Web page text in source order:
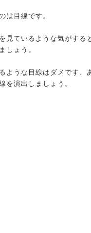
は目線です。
見ているような気がする
しょう。
ような目線はダメです、
を演出しましょう。